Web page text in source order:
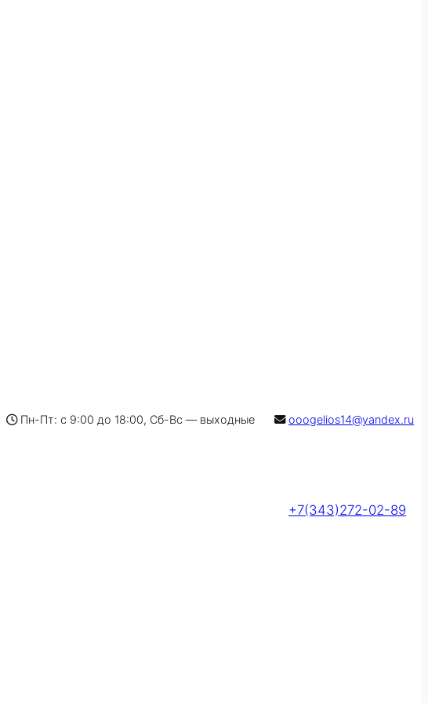
Пн-Пт: с 9:00 до 18:00, Сб-Вс — выходные ooogelios14@yandex.ru
+7(343)272-02-89